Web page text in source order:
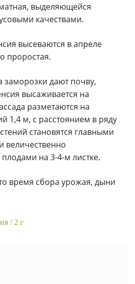
выделяющейся
качествами.
высеваются в апреле
проростая.
заморозки дают почву,
высаживается на
разметаются на
1,4 м, с расстоянием в ряду
становятся главными
величественно
на 3-4-м листке.
время сбора урожая, дыни
/ 2 г